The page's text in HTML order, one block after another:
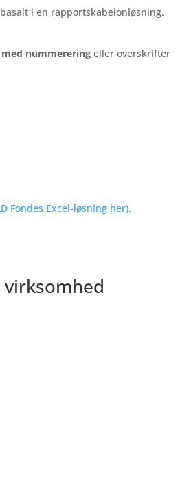
i en rapportskabelonløsning.
med nummerering eller overskrifter
Fondes Excel-løsning her).